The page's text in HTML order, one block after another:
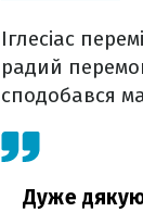
Іглесіас
радий
сподобався
Дуже